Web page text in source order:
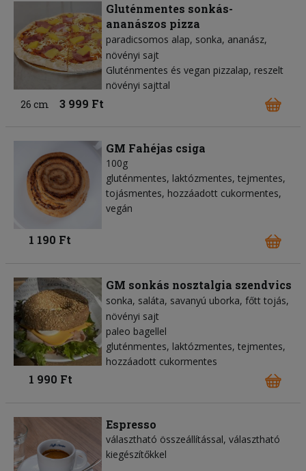
Gluténmentes sonkás-
ananászos pizza
paradicsomos alap sonka ananász
növényi sajt
Gluténmentes és vegan pizzalap, reszelt
növényi sajttal
26 cm
3 999 Ft
GM Fahéjas csiga
100g
gluténmentes, laktózmentes, tejmentes,
tojásmentes, hozzáadott cukormentes,
vegán
1 190 Ft
GM sonkás nosztalgia szendvics
sonka saláta savanyú uborka főtt tojás
növényi sajt
paleo bagellel
gluténmentes, laktózmentes, tejmentes,
hozzáadott cukormentes
1 990 Ft
Espresso
választható összeállítással, választható
kiegészítőkkel